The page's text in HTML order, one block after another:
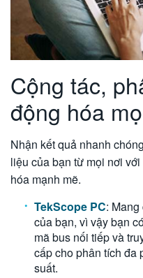
Cộng tác,
động hóa
Nhận kết quả nhanh
liệu của bạn từ mọi nơi
hóa mạnh mẽ.
TekScope PC:
của bạn, vì vậy bạn
mã bus nối tiếp và
cấp cho phân tích đa
suất.